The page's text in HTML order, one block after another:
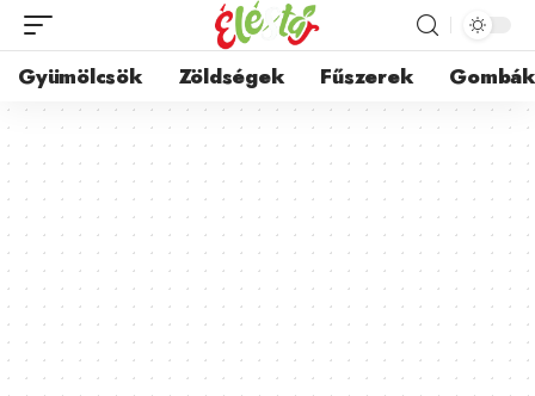
Gyümölcsök Zöldségek Fűszerek Gombák